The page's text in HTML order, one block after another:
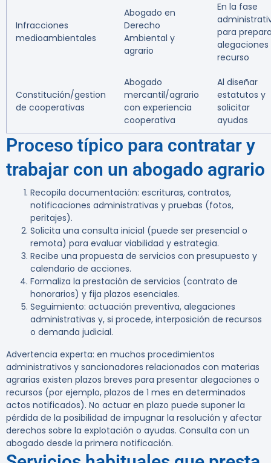
Infracciones
medioambientales
Abogado en
Derecho
Ambiental y
agrario
En la fase
para
alegaciones
recurso
Constitución/gestion
de cooperativas
Abogado
mercantil/agrario
con experiencia
cooperativa
Al diseñar
estatutos y
solicitar
ayudas
Proceso típico para contratar y
trabajar con un abogado agrario
Recopila documentación: escrituras, contratos,
notificaciones administrativas y pruebas (fotos,
peritajes).
Solicita una consulta inicial (puede ser presencial o
remota) para evaluar viabilidad y estrategia.
Recibe una propuesta de servicios con presupuesto y
calendario de acciones.
Formaliza la prestación de servicios (contrato de
honorarios) y fija plazos esenciales.
Seguimiento: actuación preventiva, alegaciones
administrativas y, si procede, interposición de recursos
o demanda judicial.
Advertencia experta: en muchos procedimientos
administrativos y sancionadores relacionados con materias
agrarias existen plazos breves para presentar alegaciones o
recursos (por ejemplo, plazos de 1 mes en determinados
actos notificados). No actuar en plazo puede suponer la
pérdida de la posibilidad de impugnar la resolución y afectar
derechos sobre la explotación o ayudas. Consulta con un
abogado desde la primera notificación.